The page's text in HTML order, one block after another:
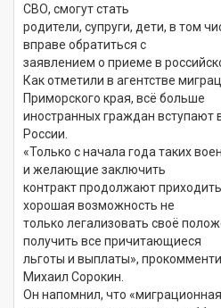
СВО, смогут стать
родители, супруги, дети, в том
вправе обратиться с
заявлением о приеме в
Как отметили в агентстве
Приморского края, всё больше
иностранных граждан
России.
«Только с начала года таких
и желающие заключить
контракт продолжают
хорошая возможность не
только легализовать своё
получить все причитающиеся
льготы и выплаты»,
Михаил Сорокин.
Он напомнил, что